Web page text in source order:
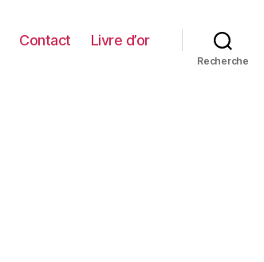
Contact Livre d’or
Recherche